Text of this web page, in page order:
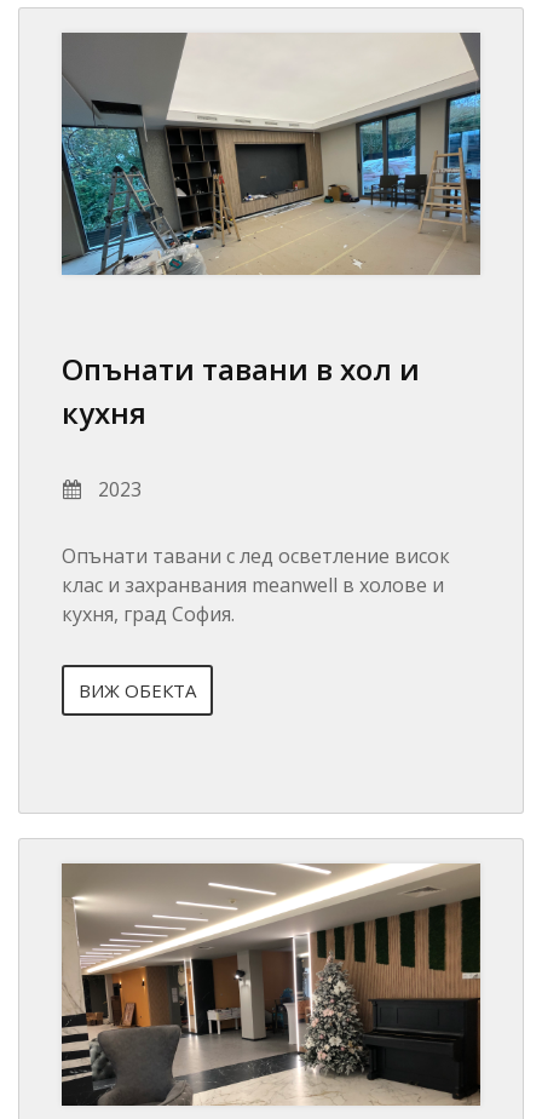
Опънати тавани в хол и
кухня
2023
Опънати тавани с лед осветление висок
клас и захранвания meanwell в холове и
кухня, град София.
ВИЖ ОБЕКТА